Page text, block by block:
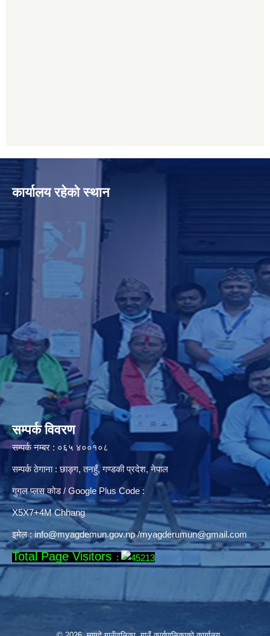
कार्यालय रहेको स्थान
सम्पर्क विवरण
सम्पर्क नम्बर : ०६५ ४००१०८
सम्पर्क ठेगाना : छाङ्ग, तनहुँ, गण्डकी प्रदेश, नेपाल
गुगल प्लस कोड / Google Plus Code :
X5X7+4M Chhang
इमेल :info@myagdemun.gov.np/myagderumun@gmail.com
Total Page Visitors :